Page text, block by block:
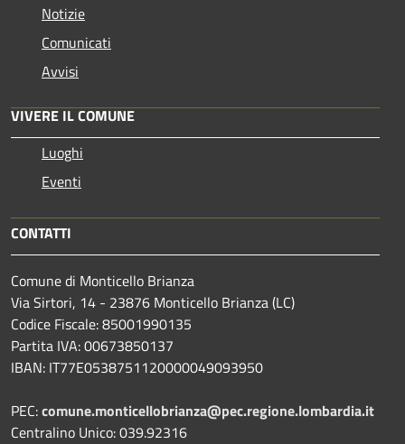
Notizie
Comunicati
Avvisi
VIVERE IL COMUNE
Luoghi
Eventi
CONTATTI
Comune di Monticello Brianza
Via Sirtori, 14 - 23876 Monticello Brianza (LC)
Codice Fiscale: 85001990135
Partita IVA: 00673850137
IBAN: IT77E0538751120000049093950
PEC:comune.monticellobrianza@pec.regione.lombardia.it
Centralino Unico: 039.92316